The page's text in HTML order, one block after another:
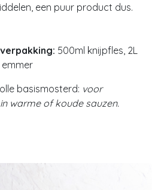
een puur product dus.
500ml knijpfles, 2L
emmer
basismosterd: voor
warme of koude sauzen.